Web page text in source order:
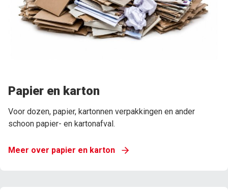
Papier en karton
Voor dozen, papier, kartonnen verpakkingen en ander
schoon papier- en kartonafval.
Meer over papier en karton